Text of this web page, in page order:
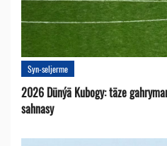
Syn-seljerme
2026 Dünýä Kubogy: täze
sahnasy